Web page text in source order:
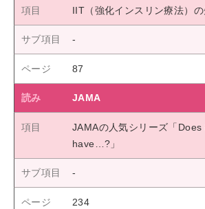
IIT（強化インスリン療法）
87
JAMA
JAMAの人気シリーズ「
have…?」
234